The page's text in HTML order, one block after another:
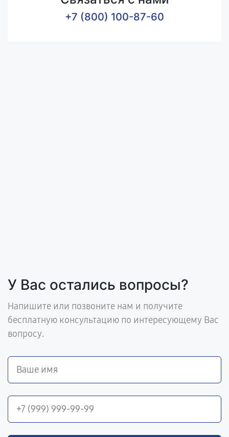
+7 (800) 100-87-60
У Вас остались вопросы?
Напишите или позвоните нам и получите
бесплатную консультацию по интересующему Вас
вопросу.